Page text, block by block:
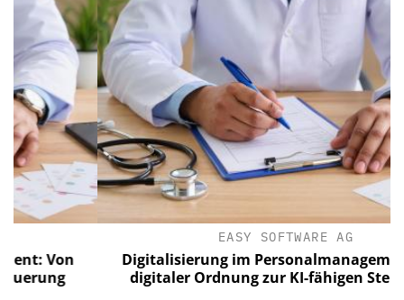
EASY SOFTWARE AG
Digitalisierung im Personalmanagement:
digitaler Ordnung zur KI-fähigen Steuerung